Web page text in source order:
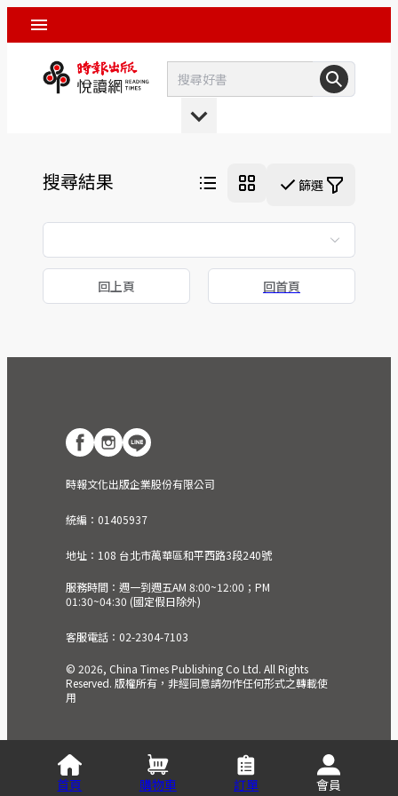
搜尋結果 篩選
回上頁 回首頁
時報文化出版企業股份有限公司
統編：01405937
地址：108 台北市萬華區和平西路3段240號
服務時間：週一到週五AM 8:00~12:00；PM
01:30~04:30 (國定假日除外)
客服電話：02-2304-7103
© 2026, China Times Publishing Co Ltd. All Rights
Reserved. 版權所有，非經同意請勿作任何形式之轉載使
用
首頁 購物車 訂單 會員